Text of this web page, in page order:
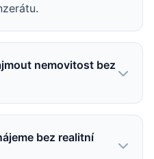
nemovitost bez
bez realitní